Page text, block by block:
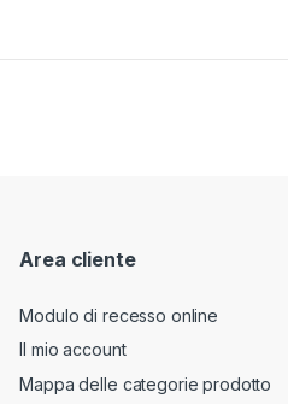
Area cliente
Modulo di recesso online
Il mio account
Mappa delle categorie prodotto